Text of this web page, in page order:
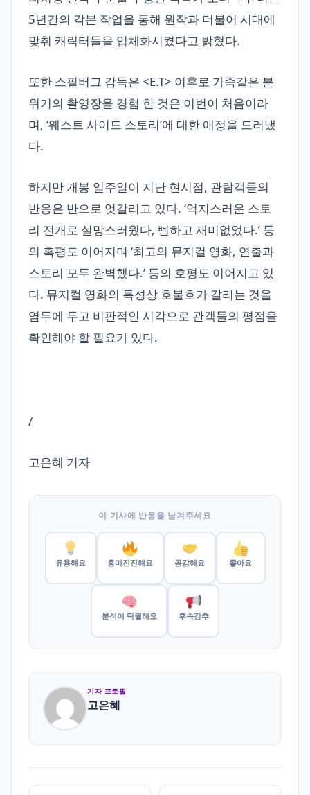
5년간의 각본 작업을 통해 원작과 더불어 시대에
맞춰 캐릭터들을 입체화시켰다고 밝혔다.
또한 스필버그 감독은 <E.T> 이후로 가족같은 분
위기의 촬영장을 경험 한 것은 이번이 처음이라
며, ‘웨스트 사이드 스토리’에 대한 애정을 드러냈
다.
하지만 개봉 일주일이 지난 현시점, 관람객들의
반응은 반으로 엇갈리고 있다. ‘억지스러운 스토
리 전개로 실망스러웠다, 뻔하고 재미없었다.’ 등
의 혹평도 이어지며 ‘최고의 뮤지컬 영화, 연출과
스토리 모두 완벽했다.’ 등의 호평도 이어지고 있
다. 뮤지컬 영화의 특성상 호불호가 갈리는 것을
염두에 두고 비판적인 시각으로 관객들의 평점을
확인해야 할 필요가 있다.
/
고은혜 기자
이 기사에 반응을 남겨주세요
유용해요 흥미진진해요 공감해요 좋아요
분석이 탁월해요 후속강추
기자 프로필
고은혜